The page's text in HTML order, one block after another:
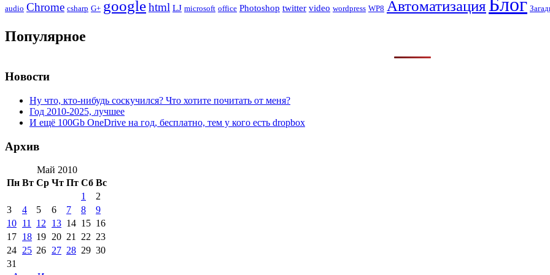
audio Chrome csharp G+ googlehtml LJ microsoft office Photoshop twitter video wordpress WP8 Автоматизация
Популярное
Новости
Ну что, кто-нибудь соскучился? Что хотите почитать от меня?
Год 2010-2025, лучшее
И ещё 100Gb OneDrive на год, бесплатно, тем у кого есть dropbox
Архив
Май 2010
Пн Вт Ср Чт Пт Сб Вс
1
2
3
4 5 6 7 8
9
10 11 12 13 14 15 16
17 18 19 20 21 22 23
24 25 26 27 28 29 30
31